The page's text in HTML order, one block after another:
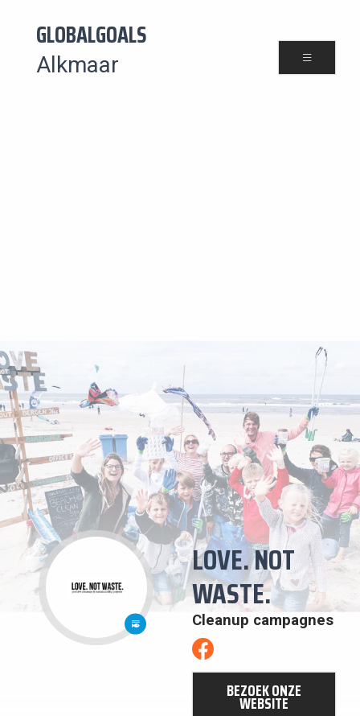
GLOBALGOALS
Alkmaar
LEVEN
IN
WATER
LOVE. NOT
WASTE.
Cleanup campagnes
BEZOEK ONZE
WEBSITE